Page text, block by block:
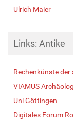
Ulrich Maier
Links: Antike
Rechenkünste
VIAMUS
Uni Göttingen
Digitales Forum